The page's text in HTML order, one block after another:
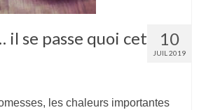
10
JUIL 2019
il se passe quoi cet
les chaleurs importantes